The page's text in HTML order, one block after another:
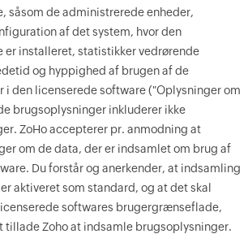
såsom de administrerede enheder,
af det system, hvor den
er installeret, statistikker vedrørende
og hyppighed af brugen af de
i den licenserede software ("Oplysninger om
brugsoplysninger inkluderer ikke
ZoHo accepterer pr. anmodning at
om de data, der er indsamlet om brug af
Du forstår og anerkender, at indsamling
aktiveret som standard, og at det skal
softwares brugergrænseflade,
tillade Zoho at indsamle brugsoplysninger.